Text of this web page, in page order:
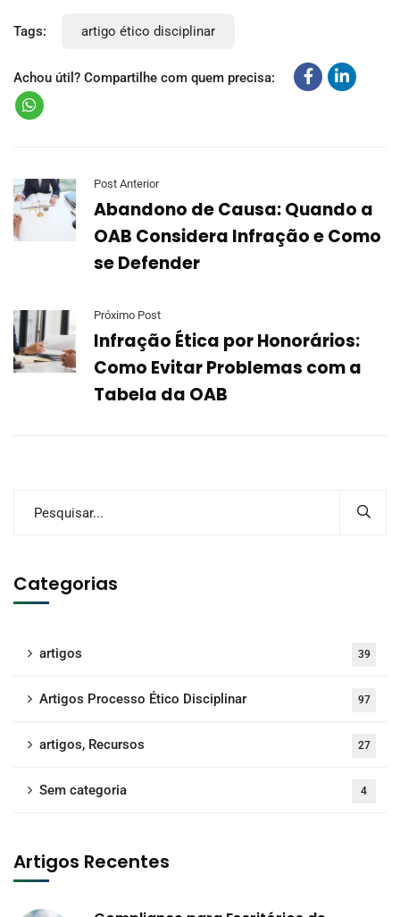
Tags: artigo ético disciplinar
Achou útil? Compartilhe com quem precisa:
Post Anterior
Abandono de Causa: Quando a
OAB Considera Infração e Como
se Defender
Próximo Post
Infração Ética por Honorários:
Como Evitar Problemas com a
Tabela da OAB
Categorias
artigos 39
Artigos Processo Ético Disciplinar 97
artigos, Recursos 27
Sem categoria 4
Artigos Recentes